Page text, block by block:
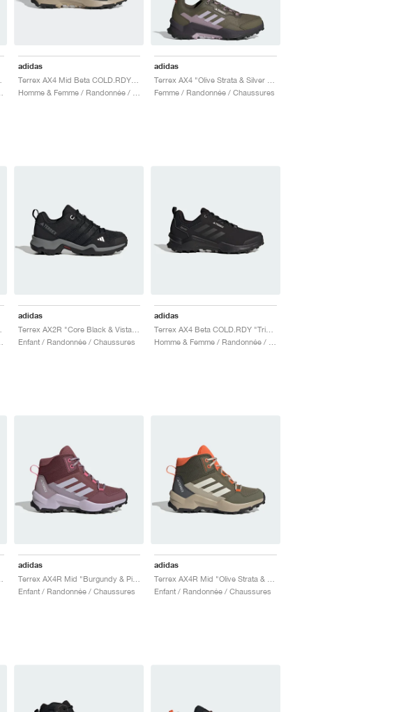
adidas
Terrex AX4 Mid Beta COLD.RDY "Core Black & Carbon"
adidas
Femme / Randonnée / Chaussures
adidas
Enfant / Randonnée / Chaussures
adidas
adidas
Terrex AX4R Mid "Burgundy & Pink Fusion"
Enfant / Randonnée / Chaussures
adidas
Enfant / Randonnée / Chaussures